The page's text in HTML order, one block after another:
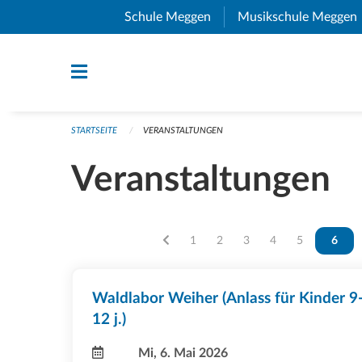
Navigation überspringen
Schule Meggen (External Link)
Musikschule Meggen
STARTSEITE VERANSTALTUNGEN
Veranstaltungen
Vous êtes sur la page
1 Vous êtes sur la page
2 Vous êtes sur la page
3 Vous êtes sur la
4 Vous êtes
5 Vous
6
Waldlabor Weiher (Anlass für Kinder 9-
12 j.)
Mi, 6. Mai 2026